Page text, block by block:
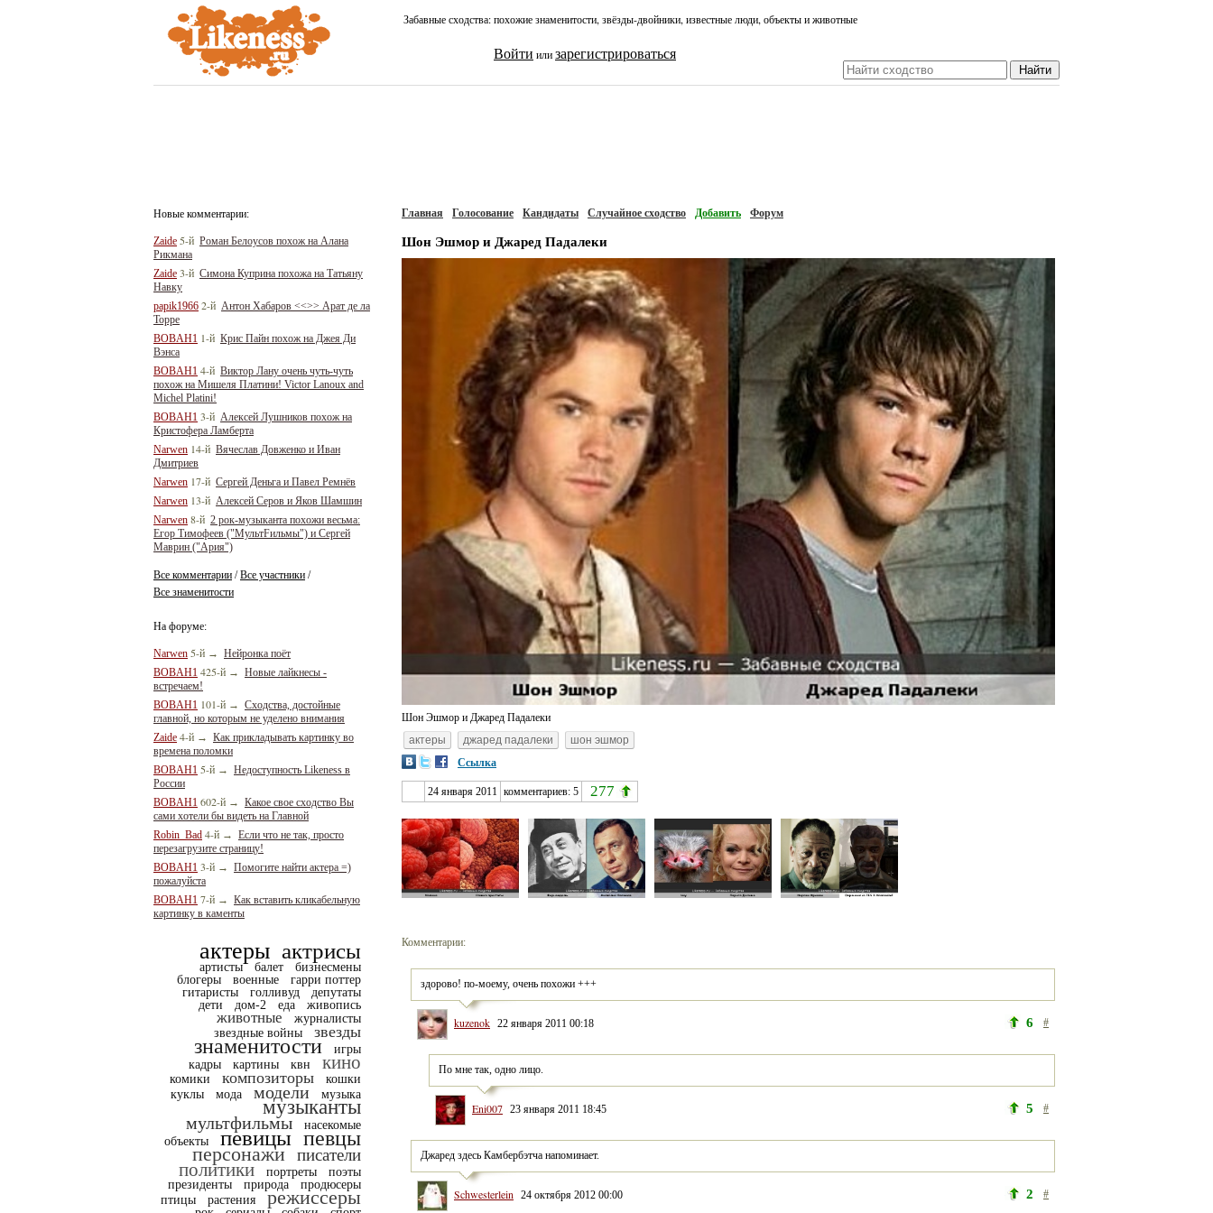
Забавные сходства: похожие знаменитости, звёзды-двойники, известные люди, объекты и животные
Войти или зарегистрироваться
Новые комментарии:
Zaide 5-й Роман Белоусов похож на Алана
Рикмана
Zaide 3-й Симона Куприна похожа на Татьяну
Навку
papik1966 2-й Антон Хабаров <<>> Арат де ла
Торре
BOBAH1 1-й Крис Пайн похож на Джея Ди
Вэнса
BOBAH1 4-й Виктор Лану очень чуть-чуть
похож на Мишеля Платини! Victor Lanoux and
Michel Platini!
BOBAH1 3-й Алексей Лушников похож на
Кристофера Ламберта
Narwen 14-й Вячеслав Довженко и Иван
Дмитриев
Narwen 17-й Сергей Деньга и Павел Ремнёв
Narwen 13-й Алексей Серов и Яков Шамшин
Narwen 8-й 2 рок-музыканта похожи весьма:
Егор Тимофеев ("МультFильмы") и Сергей
Маврин ("Ария")
Все комментарии /Все участники /
Все знаменитости
На форуме:
Narwen 5-й → Нейронка поёт
BOBAH1 425-й → Новые лайкнесы -
встречаем!
BOBAH1 101-й → Сходства, достойные
главной, но которым не уделено внимания
Zaide 4-й → Как прикладывать картинку во
времена поломки
BOBAH1 5-й → Недоступность Likeness в
России
BOBAH1 602-й → Какое свое сходство Вы
сами хотели бы видеть на Главной
Robin_Bad 4-й → Если что не так, просто
перезагрузите страницу!
BOBAH1 3-й → Помогите найти актера =)
пожалуйста
BOBAH1 7-й → Как вставить кликабельную
картинку в каменты
актеры актрисы
артисты балет
бизнесмены
блогеры
военные
гарри поттер
гитаристы
голливуд
депутаты
дети
дом-2 еда живопись
животные
журналисты
звездные войны
звезды
знаменитости
игры
кадры
картины квн кино
комики композиторы
кошки
куклы
мода модели музыка
музыканты
мультфильмы
насекомые
объекты
певицы певцы
персонажи писатели
политики портреты
поэты
президенты
природа
продюсеры
птицы
растения режиссеры
Главная Голосование Кандидаты Случайное сходство Добавить Форум
Шон Эшмор и Джаред Падалеки
Шон Эшмор и Джаред Падалеки
актеры
джаред падалеки
шон эшмор
Ссылка
24 января 2011 комментариев: 5 277
Комментарии:
здорово! по-моему, очень похожи +++
kuzenok 22 января 2011 00:18 6 #
По мне так, одно лицо.
Eni007 23 января 2011 18:45 5 #
Джаред здесь Камбербэтча напоминает.
Schwesterlein 24 октября 2012 00:00 2 #